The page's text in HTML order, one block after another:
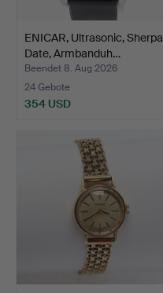
ENICAR, Ultrasonic, Sherpa
Date, Armbanduh…
Beendet 8. Aug 2026
24 Gebote
354 USD